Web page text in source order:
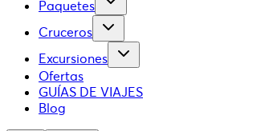
Paquetes
Cruceros
Excursiones
Ofertas
GUÍAS DE VIAJES
Blog